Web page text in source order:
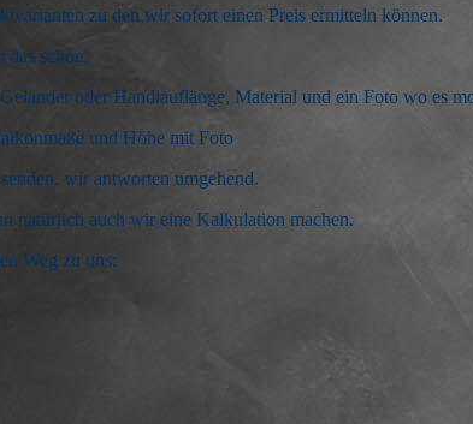
zu den wir sofort einen Preis ermitteln können.
das schon.
oder Handlauflänge, Material und ein Foto wo es
und Höhe mit Foto
wir antworten umgehend.
natürlich auch wir eine Kalkulation machen.
Weg zu uns: